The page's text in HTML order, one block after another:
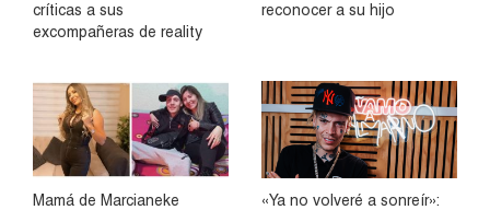
críticas a sus
excompañeras de reality
reconocer a su hijo
Mamá de Marcianeke
«Ya no volveré a sonreír»: